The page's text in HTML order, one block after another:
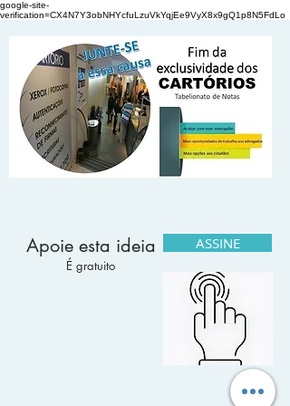
google-site-
verification=CX4N7Y3obNHYcfuLzuVkYqjEe9VyX8x9gQ1p8N5FdLo
Apoie esta ideia
É gratuito
ASSINE